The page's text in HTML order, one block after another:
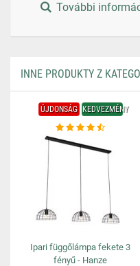
További
INNE PRODUKTY Z
ÚJDONSÁG KEDVEZMÉNY
Ipari függőlámpa fekete 3
fényű - Hanze